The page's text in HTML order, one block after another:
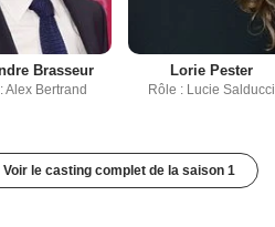
Brasseur
Alex Bertrand
Lorie Pester
Rôle : Lucie Salducci
Voir le casting complet de la saison 1